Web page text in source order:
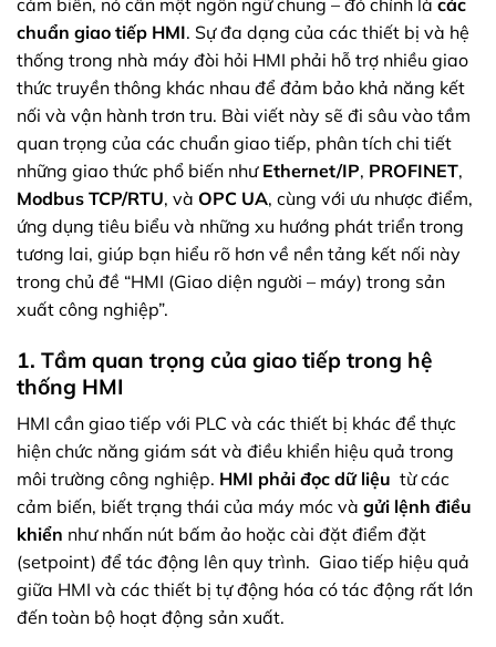
cảm biến, nó cần một ngôn ngữ chung – đó chính là các
chuẩn giao tiếp HMI. Sự đa dạng của các thiết bị và hệ
thống trong nhà máy đòi hỏi HMI phải hỗ trợ nhiều giao
thức truyền thông khác nhau để đảm bảo khả năng kết
nối và vận hành trơn tru. Bài viết này sẽ đi sâu vào tầm
quan trọng của các chuẩn giao tiếp, phân tích chi tiết
những giao thức phổ biến như Ethernet/IP, PROFINET,
Modbus TCP/RTU, và OPC UA, cùng với ưu nhược điểm,
ứng dụng tiêu biểu và những xu hướng phát triển trong
tương lai, giúp bạn hiểu rõ hơn về nền tảng kết nối này
trong chủ đề “HMI (Giao diện người – máy) trong sản
xuất công nghiệp”.
1. Tầm quan trọng của giao tiếp trong hệ
thống HMI
HMI cần giao tiếp với PLC và các thiết bị khác để thực
hiện chức năng giám sát và điều khiển hiệu quả trong
môi trường công nghiệp. HMI phải đọc dữ liệu từ các
cảm biến, biết trạng thái của máy móc và gửi lệnh điều
khiển như nhấn nút bấm ảo hoặc cài đặt điểm đặt
(setpoint) để tác động lên quy trình. Giao tiếp hiệu quả
giữa HMI và các thiết bị tự động hóa có tác động rất lớn
đến toàn bộ hoạt động sản xuất.